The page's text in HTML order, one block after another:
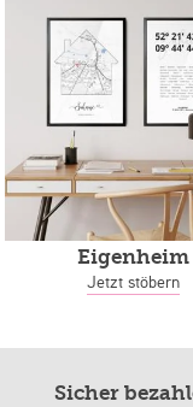
Eigenheim
Jetzt stöbern
Sicher